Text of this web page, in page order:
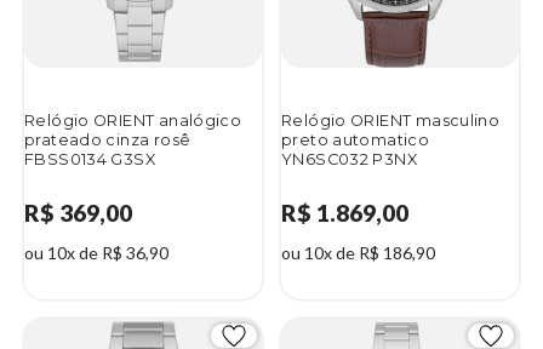
Relógio ORIENT analógico
prateado cinza rosê
FBSS0134 G3SX
R$ 369,00
ou 10x de R$ 36,90
Relógio ORIENT masculino
preto automatico
YN6SC032 P3NX
R$ 1.869,00
ou 10x de R$ 186,90